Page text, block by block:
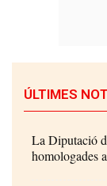
ÚLTIMES
La Diputació
homologades